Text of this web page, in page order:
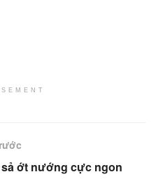
ớt nướng cực ngon